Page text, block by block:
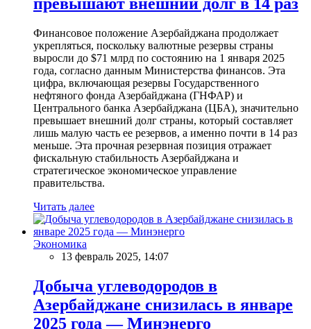
Финансовое положение Азербайджана продолжает
укрепляться, поскольку валютные резервы страны
выросли до $71 млрд по состоянию на 1 января 2025
года, согласно данным Министерства финансов. Эта
цифра, включающая резервы Государственного
нефтяного фонда Азербайджана (ГНФАР) и
Центрального банка Азербайджана (ЦБА), значительно
превышает внешний долг страны, который составляет
лишь малую часть ее резервов, а именно почти в 14 раз
меньше. Эта прочная резервная позиция отражает
фискальную стабильность Азербайджана и
стратегическое экономическое управление
правительства.
Читать далее
Экономика
13 февраль 2025, 14:07
Добыча углеводородов в
Азербайджане снизилась в январе
2025 года — Минэнерго